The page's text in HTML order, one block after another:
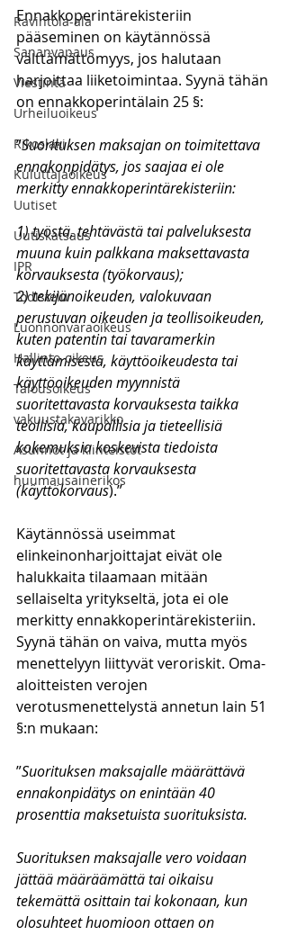
Ravintola-ala
Sananvapaus
Viestintä
Urheiluoikeus
Rikoslaki
Kuluttajaoikeus
Uutiset
Uutiskatsaus
IPR
Todistelu
Luonnonvaraoikeus
Hallinto-oikeus
Talousoikeus
vakuustakavarikko
Asunnot ja kiinteistöt
huumausainerikos
Ennakkoperintärekisteriin
pääseminen on käytännössä
välttämättömyys, jos halutaan
harjoittaa liiketoimintaa. Syynä tähän
on ennakkoperintälain 25 §:
”Suorituksen maksajan on toimitettava
ennakonpidätys, jos saajaa ei ole
merkitty ennakkoperintärekisteriin:
1) työstä, tehtävästä tai palveluksesta
muuna kuin palkkana maksettavasta
korvauksesta (työkorvaus);
2) tekijänoikeuden, valokuvaan
perustuvan oikeuden ja teollisoikeuden,
kuten patentin tai tavaramerkin
käyttämisestä, käyttöoikeudesta tai
käyttöoikeuden myynnistä
suoritettavasta korvauksesta taikka
teollisia, kaupallisia ja tieteellisiä
kokemuksia koskevista tiedoista
suoritettavasta korvauksesta
(käyttökorvaus).”
Käytännössä useimmat
elinkeinonharjoittajat eivät ole
halukkaita tilaamaan mitään
sellaiselta yritykseltä, jota ei ole
merkitty ennakkoperintärekisteriin.
Syynä tähän on vaiva, mutta myös
menettelyyn liittyvät veroriskit. Oma-
aloitteisten verojen
verotusmenettelystä annetun lain 51
§:n mukaan:
”Suorituksen maksajalle määrättävä
ennakonpidätys on enintään 40
prosenttia maksetuista suorituksista.
Suorituksen maksajalle vero voidaan
jättää määräämättä tai oikaisu
tekemättä osittain tai kokonaan, kun
olosuhteet huomioon ottaen on